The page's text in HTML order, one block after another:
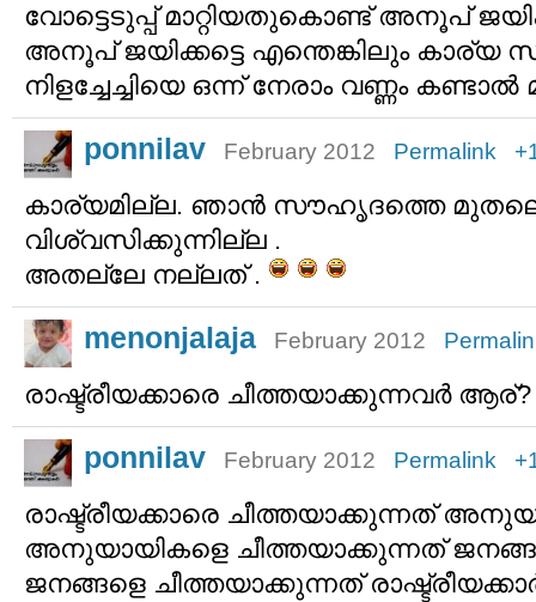
വോട്ടെടുപ്പ് മാറ്റിയതുകൊണ്ട് അനൂപ്
അനൂപ് ജയിക്കട്ടെ എന്തെങ്കിലും കാര്യ
നിളച്ചേച്ചിയെ ഒന്ന് നേരാം വണ്ണം
ponnilav February 2012 Permalink
കാര്യമില്ല. ഞാന്‍ സൗഹൃദത്തെ
വിശ്വസിക്കുന്നില്ല .
അതല്ലേ നല്ലത് .
menonjalaja February 2012
രാഷ്ട്രീയക്കാരെ ചീത്തയാക്കുന്നവര്‍ ആര്?
ponnilav February 2012 Permalink
രാഷ്ട്രീയക്കാരെ ചീത്തയാക്കുന്നത്‌
അനുയായികളെ ചീത്തയാക്കുന്നത്‌
ജനങ്ങളെ ചീത്തയാക്കുന്നത്‌